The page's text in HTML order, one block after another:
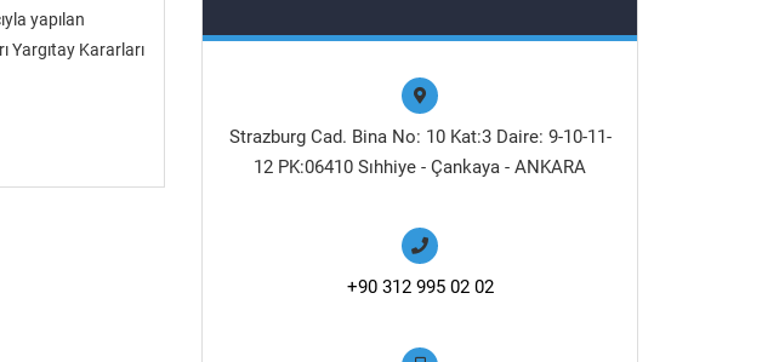
yapılan
Yargıtay Kararları
Strazburg Cad. Bina No: 10 Kat:3 Daire: 9-10-11-
12 PK:06410 Sıhhiye - Çankaya - ANKARA
+90 312 995 02 02